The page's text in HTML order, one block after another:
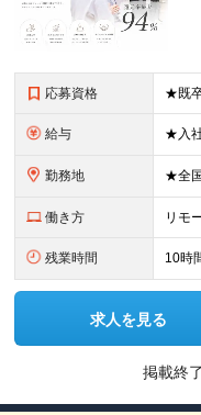
応募資格
給与
勤務地
働き方 リモ
残業時間 10時
求人を見る
掲載終